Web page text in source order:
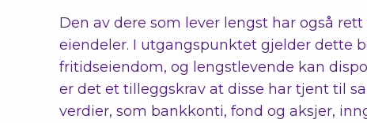
Den av dere som lever lengst har også
eiendeler. I utgangspunktet gjelder dette
fritidseiendom, og lengstlevende kan
er det et tilleggskrav at disse har tjent til
verdier, som bankkonti, fond og aksjer,